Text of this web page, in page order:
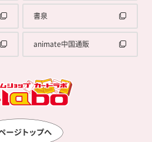
書泉
animate中国通販